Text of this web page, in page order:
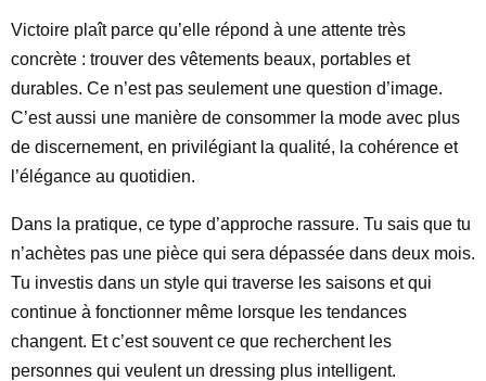
Victoire plaît parce qu’elle répond à une attente très
concrète : trouver des vêtements beaux, portables et
durables. Ce n’est pas seulement une question d’image.
C’est aussi une manière de consommer la mode avec plus
de discernement, en privilégiant la qualité, la cohérence et
l’élégance au quotidien.
Dans la pratique, ce type d’approche rassure. Tu sais que tu
n’achètes pas une pièce qui sera dépassée dans deux mois.
Tu investis dans un style qui traverse les saisons et qui
continue à fonctionner même lorsque les tendances
changent. Et c’est souvent ce que recherchent les
personnes qui veulent un dressing plus intelligent.